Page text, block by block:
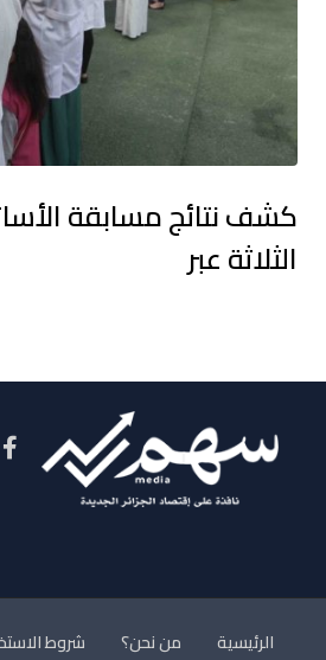
الثلاثة عبر
الرئيسية من نحن؟ شروط